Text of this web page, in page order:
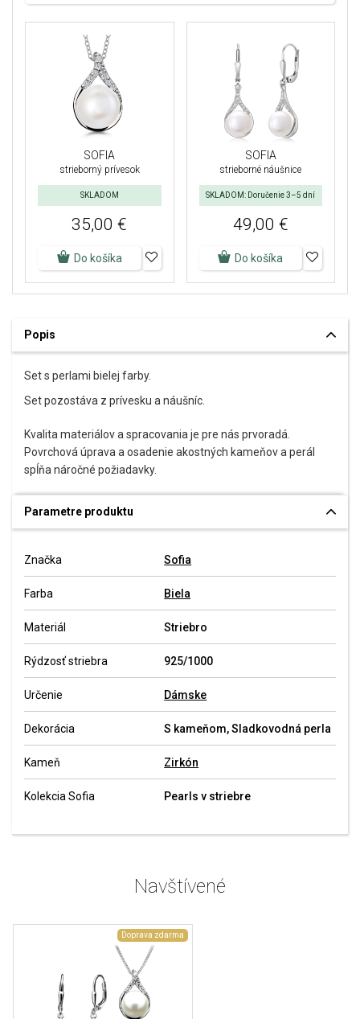
SOFIA
strieborný prívesok
SKLADOM
35,00 €
Do košíka
SOFIA
strieborné náušnice
SKLADOM: Doručenie 3–5 dní
49,00 €
Do košíka
Popis
Set s perlami bielej farby.
Set pozostáva z prívesku a náušníc.
Kvalita materiálov a spracovania je pre nás prvoradá.
Povrchová úprava a osadenie akostných kameňov a perál
spĺňa náročné požiadavky.
Parametre produktu
Značka Sofia
Farba Biela
Materiál Striebro
Rýdzosť striebra 925/1000
Určenie Dámske
Dekorácia S kameňom, Sladkovodná perla
Kameň Zirkón
Kolekcia Sofia Pearls v striebre
Navštívené
Doprava zdarma